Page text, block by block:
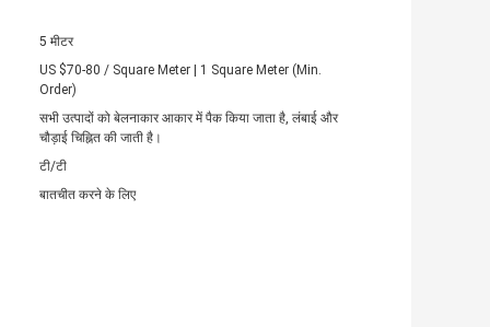
5 मीटर
US $70-80 / Square Meter | 1 Square Meter (Min.
Order)
सभी उत्पादों को बेलनाकार आकार में पैक किया जाता है, लंबाई और
चौड़ाई चिह्नित की जाती है।
टी/टी
बातचीत करने के लिए